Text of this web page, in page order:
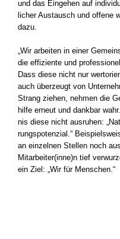
und das Ein­ge­hen auf
li­cher Aus­tausch und offe­ne
dazu.
„Wir arbei­ten in einer
die effi­zi­en­te und
Dass die­se nicht nur
auch über­zeugt von
Strang zie­hen, neh­men die
hil­fe erneut und dank­bar
nis die­se nicht aus­ru­hen:
rungs­po­ten­zi­al.“
an ein­zel­nen Stel­len noch
Mitarbeiter(inne)n tief
ein Ziel: „Wir für Men­schen.“